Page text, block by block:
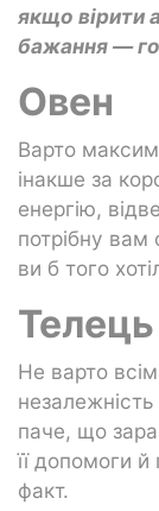
якщо вірити
бажання —
Овен
Варто
інакше за
енергію,
потрібну вам
ви б того
Телець
Не варто
паче, що
її допомоги
факт.